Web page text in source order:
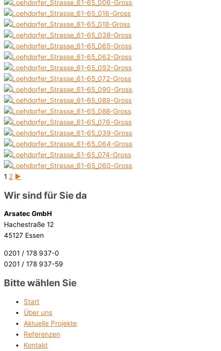
1 2 ►
Wir sind für Sie da
Arsatec GmbH
Hachestraße 12
45127 Essen
0201 / 178 937-0
0201 / 178 937-59
Bitte wählen Sie
Start
Über uns
Aktuelle Projekte
Referenzen
Kontakt